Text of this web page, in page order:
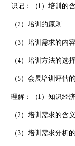
识记：（1）培训的含
（2）培训的原则
（3）培训需求的内容
（4）培训方法的选择
（5）会展培训评估的
理解：（1）知识经济
（2）培训需求的含义
（3）培训需求分析的